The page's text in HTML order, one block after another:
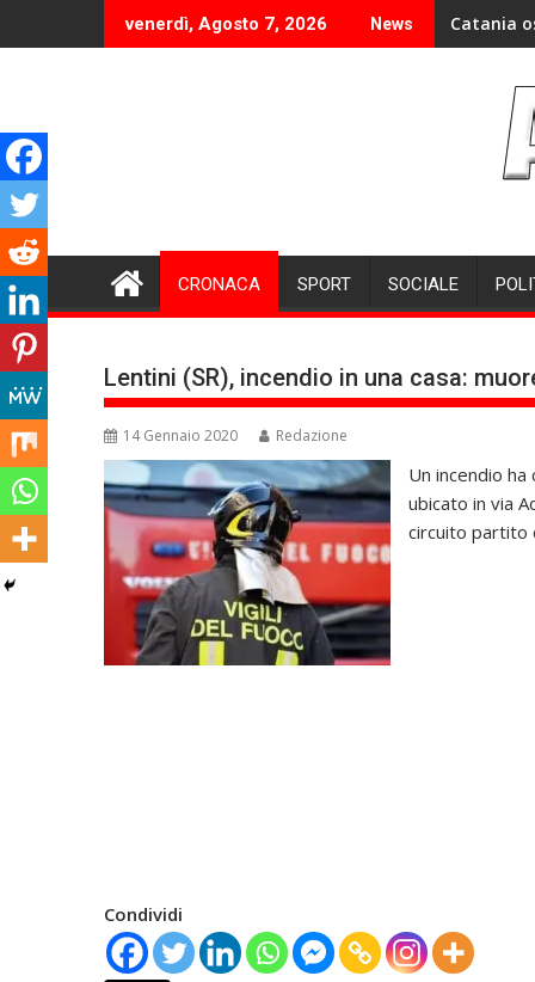
to
venerdì, Agosto 7, 2026 News Catania
CRONACA SPORT SOCIALE
Lentini (SR), incendio in una casa:
14 Gennaio 2020 Redazione
Un incendio
ubicato in via
circuito partito
Condividi